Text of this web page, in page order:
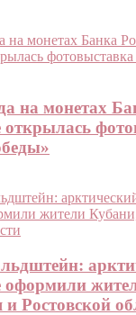
на монетах
оформили
Ростовской